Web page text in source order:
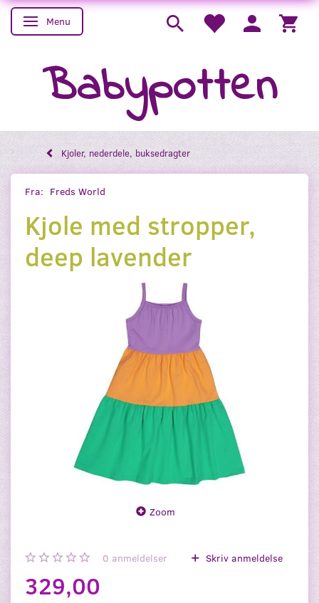
Skifte navigation
Menu
Babypotten
Kjoler, nederdele, buksedragter
Fra: Freds World
Kjole med stropper,
deep lavender
Zoom
0 anmeldelser Skriv anmeldelse
329,00